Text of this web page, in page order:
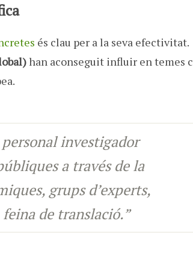
és clau per a la seva efectivitat.
han aconseguit influir en temes
personal investigador
a través de la
grups d’experts,
de translació.”